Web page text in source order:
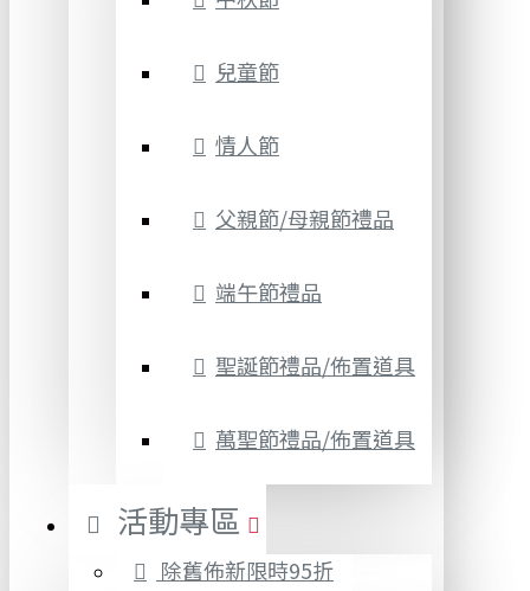
兒童節
情人節
父親節/母親節禮品
端午節禮品
聖誕節禮品/佈置道具
萬聖節禮品/佈置道具
活動專區
除舊佈新限時95折